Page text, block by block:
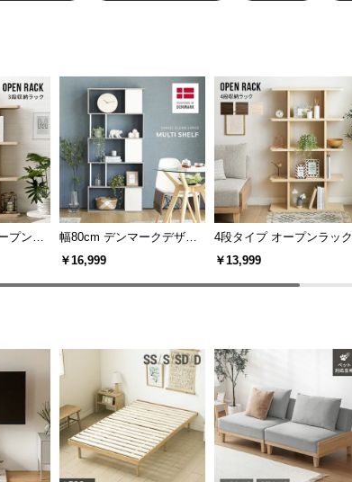
にフィット
スにもすっきり置けるサイズ感。A4の書
。
プンラ
幅80cm デンマークデザイ
ン シェルフ
￥16,999
4段タイプ オープンラック
￥13,999